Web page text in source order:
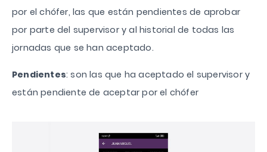
por el chófer, las que están pendientes de aprobar
por parte del supervisor y al historial de todas las
jornadas que se han aceptado.
Pendientes: son las que ha aceptado el supervisor y
están pendiente de aceptar por el chófer